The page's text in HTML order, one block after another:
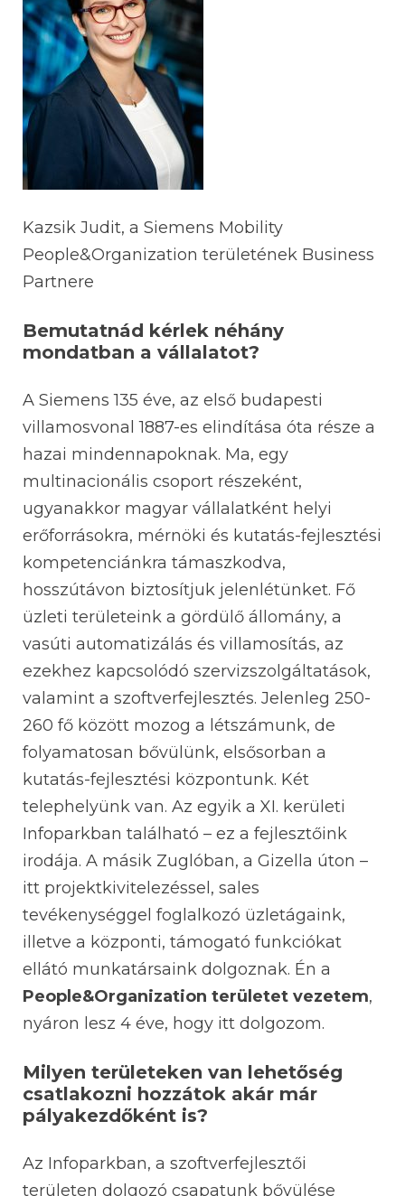
Kazsik Judit, a Siemens Mobility
People&Organization területének Business
Partnere
Bemutatnád kérlek néhány
mondatban a vállalatot?
A Siemens 135 éve, az első budapesti
villamosvonal 1887-es elindítása óta része a
hazai mindennapoknak. Ma, egy
multinacionális csoport részeként,
ugyanakkor magyar vállalatként helyi
erőforrásokra, mérnöki és kutatás-fejlesztési
kompetenciánkra támaszkodva,
hosszútávon biztosítjuk jelenlétünket. Fő
üzleti területeink a gördülő állomány, a
vasúti automatizálás és villamosítás, az
ezekhez kapcsolódó szervizszolgáltatások,
valamint a szoftverfejlesztés. Jelenleg 250-
260 fő között mozog a létszámunk, de
folyamatosan bővülünk, elsősorban a
kutatás-fejlesztési központunk. Két
telephelyünk van. Az egyik a XI. kerületi
Infoparkban található – ez a fejlesztőink
irodája. A másik Zuglóban, a Gizella úton –
itt projektkivitelezéssel, sales
tevékenységgel foglalkozó üzletágaink,
illetve a központi, támogató funkciókat
ellátó munkatársaink dolgoznak. Én a
People&Organization területet vezetem,
nyáron lesz 4 éve, hogy itt dolgozom.
Milyen területeken van lehetőség
csatlakozni hozzátok akár már
pályakezdőként is?
Az Infoparkban, a szoftverfejlesztői
területen dolgozó csapatunk bővülése